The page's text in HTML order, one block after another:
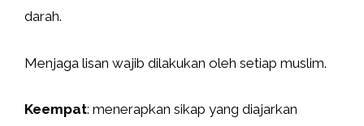
darah.
Menjaga lisan wajib dilakukan oleh setiap muslim.
Keempat: menerapkan sikap yang diajarkan